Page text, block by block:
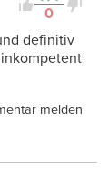
0
definitiv
melden